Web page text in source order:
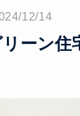
12/14
リーン住